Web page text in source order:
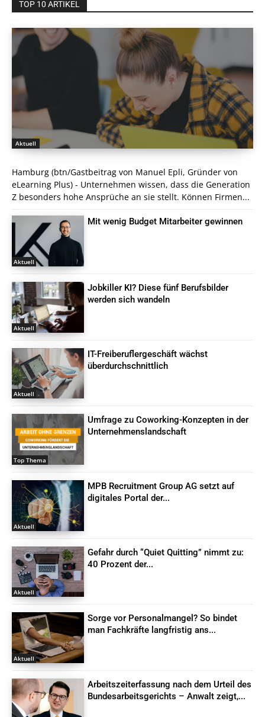
TOP 10 ARTIKEL
Aktuell
Hamburg (btn/Gastbeitrag von Manuel Epli, Gründer von
eLearning Plus) - Unternehmen wissen, dass die Generation
Z besonders hohe Ansprüche an sie stellt. Können Firmen...
Aktuell
Mit wenig Budget Mitarbeiter gewinnen
Aktuell
Jobkiller KI? Diese fünf Berufsbilder
werden sich wandeln
Aktuell
IT-Freiberuflergeschäft wächst
überdurchschnittlich
Top Thema
Umfrage zu Coworking-Konzepten in der
Unternehmenslandschaft
Aktuell
MPB Recruitment Group AG setzt auf
digitales Portal der...
Aktuell
Gefahr durch “Quiet Quitting” nimmt zu:
40 Prozent der...
Aktuell
Sorge vor Personalmangel? So bindet
man Fachkräfte langfristig ans...
Arbeitszeiterfassung nach dem Urteil des
Bundesarbeitsgerichts – Anwalt zeigt,...